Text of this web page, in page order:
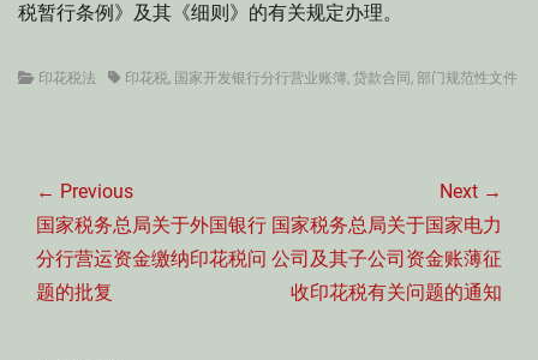
税暂行条例》及其《细则》的有关规定办理。
Categories
印花税法 Tags印花税, 国家开发银行分行营业账簿, 贷款合同 , 部门规范性文件
章
导
航
← Previous
Previous
post:
国家税务总局关于外国银行
分行营运资金缴纳印花税问
题的批复
Next →
Next
post:
国家税务总局关于国家电力
公司及其子公司资金账薄征
收印花税有关问题的通知